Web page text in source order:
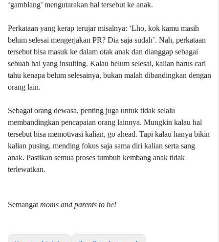
‘gamblang’ mengutarakan hal tersebut ke anak.
Perkataan yang kerap terujar misalnya: ‘Lho, kok kamu masih
belum selesai mengerjakan PR? Dia saja sudah’. Nah, perkataan
tersebut bisa masuk ke dalam otak anak dan dianggap sebagai
sebuah hal yang insulting. Kalau belum selesai, kalian harus cari
tahu kenapa belum selesainya, bukan malah dibandingkan dengan
orang lain.
Sebagai orang dewasa, penting juga untuk tidak selalu
membandingkan pencapaian orang lainnya. Mungkin kalau hal
tersebut bisa memotivasi kalian, go ahead. Tapi kalau hanya bikin
kalian pusing, mending fokus saja sama diri kalian serta sang
anak. Pastikan semua proses tumbuh kembang anak tidak
terlewatkan.
Semangat moms and parents to be!